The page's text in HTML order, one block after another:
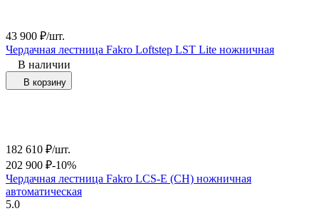
43 900 ₽/шт.
Чердачная лестница Fakro Loftstep LST Lite ножничная
В наличии
В корзину
182 610 ₽/шт.
202 900 ₽-10%
Чердачная лестница Fakro LCS-E (CH) ножничная
автоматическая
5.0